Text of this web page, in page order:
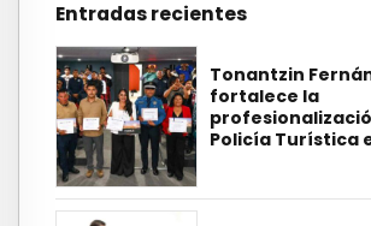
Entradas recientes
Tonantzin
fortalece la
Policía Turística